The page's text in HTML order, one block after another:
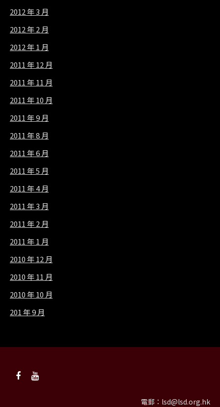
2012 年 3 月
2012 年 2 月
2012 年 1 月
2011 年 12 月
2011 年 11 月
2011 年 10 月
2011 年 9 月
2011 年 8 月
2011 年 6 月
2011 年 5 月
2011 年 4 月
2011 年 3 月
2011 年 2 月
2011 年 1 月
2010 年 12 月
2010 年 11 月
2010 年 10 月
201 年 9 月
電郵： lsd@lsd.org.hk